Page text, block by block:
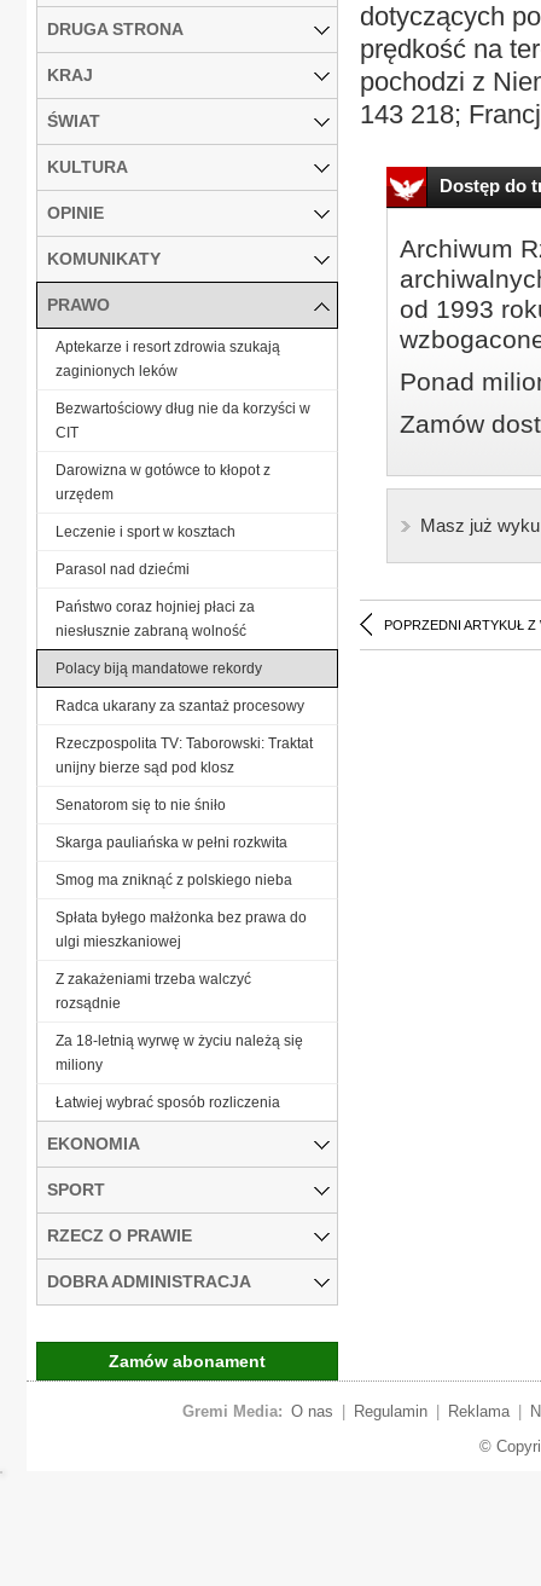
dotyczących
prędkość na
pochodzi z
143 218;
Dostęp do
Archiwum
od 1993
Ponad
Zamów
Masz już
POPRZEDNI ARTYKUŁ Z
DRUGA STRONA
KRAJ
ŚWIAT
KULTURA
OPINIE
KOMUNIKATY
PRAWO
Aptekarze i resort zdrowia szukają
zaginionych leków
Bezwartościowy dług nie da korzyści w
CIT
Darowizna w gotówce to kłopot z
urzędem
Leczenie i sport w kosztach
Parasol nad dziećmi
Państwo coraz hojniej płaci za
niesłusznie zabraną wolność
Polacy biją mandatowe rekordy
Radca ukarany za szantaż procesowy
Rzeczpospolita TV: Taborowski: Traktat
unijny bierze sąd pod klosz
Senatorom się to nie śniło
Skarga pauliańska w pełni rozkwita
Smog ma zniknąć z polskiego nieba
Spłata byłego małżonka bez prawa do
ulgi mieszkaniowej
Z zakażeniami trzeba walczyć
rozsądnie
Za 18-letnią wyrwę w życiu należą się
miliony
Łatwiej wybrać sposób rozliczenia
EKONOMIA
SPORT
RZECZ O PRAWIE
DOBRA ADMINISTRACJA
Zamów abonament
Gremi Media: O nas Regulamin Reklama
©